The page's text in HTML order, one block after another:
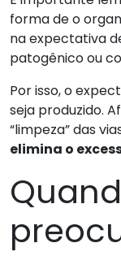
forma de o
na expectativa
patogênico ou
Por isso, o
seja produzido.
“limpeza” das
elimina o